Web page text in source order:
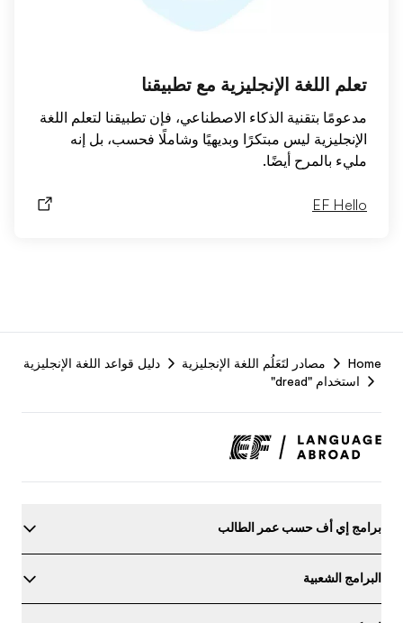
تعلم اللغة الإنجليزية مع تطبيقنا
مدعومًا بتقنية الذكاء الاصطناعي، فإن تطبيقنا لتعلم اللغة
الإنجليزية ليس مبتكرًا وبديهيًا وشاملًا فحسب، بل إنه
مليء بالمرح أيضًا.
EF Hello
Home مصادر لتَعَلُم اللغة الإنجليزية
دليل قواعد اللغة الإنجليزية
استخدام "dread"
برامج إي أف حسب عمر الطالب
البرامج الشعبية